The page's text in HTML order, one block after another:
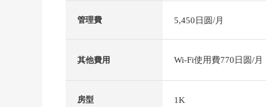
管理費 5,450日圆/月
其他費用 Wi-Fi使用費770日圆/月
房型 1K